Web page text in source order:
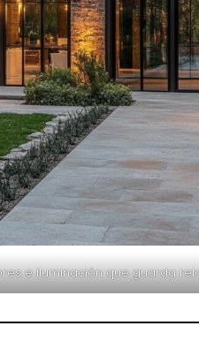
e iluminación que guarda